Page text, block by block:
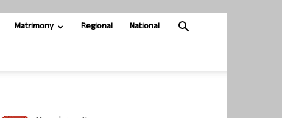
Matrimony Regional National